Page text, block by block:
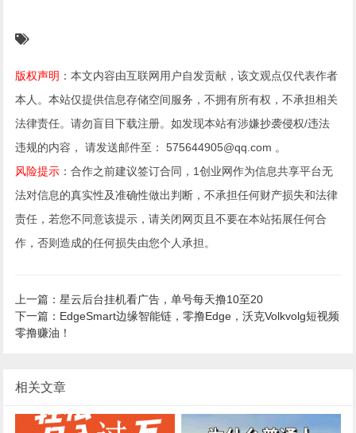
版权声明 ：本文内容由互联网用户自发贡献，该文观点仅代表作者
本人。本站仅提供信息存储空间服务，不拥有所有权，不承担相关
法律责任。请勿盲目下载注册。如发现本站有涉嫌抄袭侵权/违法
违规的内容， 请发送邮件至： 575644905@qq.com 。
风险提示 ：合作之前建议签订合同，1创业网作为信息共享平台无
法对信息的真实性及准确性做出判断，不承担任何财产损失和法律
责任，若您不同意该提示，请关闭网页且不要在本站拓展任何合
作，否则造成的任何损失由您个人承担。
上一篇：星云后台挂机看广告，单号每天撸10至20
下一篇：EdgeSmart边缘智能链，零撸Edge，沃克Volkvolg短视频
零撸赚油！
相关文章